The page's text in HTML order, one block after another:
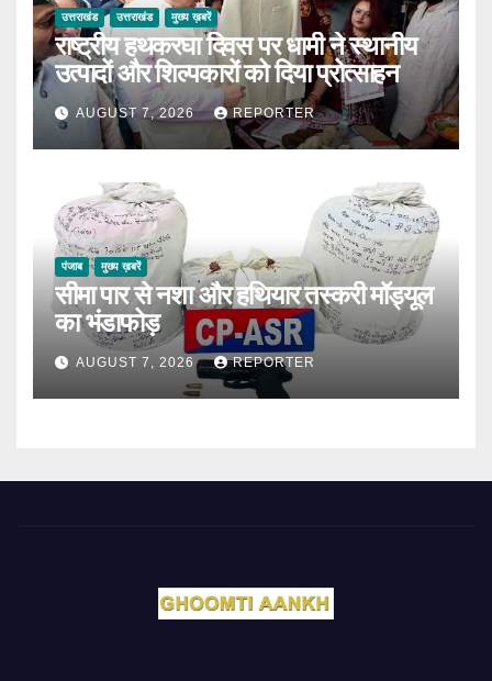
उत्तराखंड उत्तराखंड मुख्य ख़बरें
राष्ट्रीय हथकरघा दिवस पर धामी ने स्थानीय
उत्पादों और शिल्पकारों को दिया प्रोत्साहन
AUGUST 7, 2026 REPORTER
पंजाब मुख्य ख़बरें
सीमा पार से नशा और हथियार तस्करी मॉड्यूल
का भंडाफोड़
AUGUST 7, 2026 REPORTER